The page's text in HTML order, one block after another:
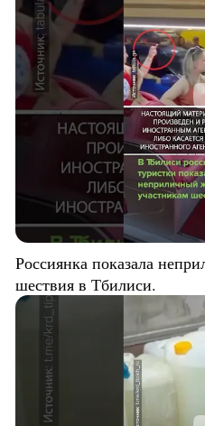
Россиянка показала
шествия в Тбилиси.